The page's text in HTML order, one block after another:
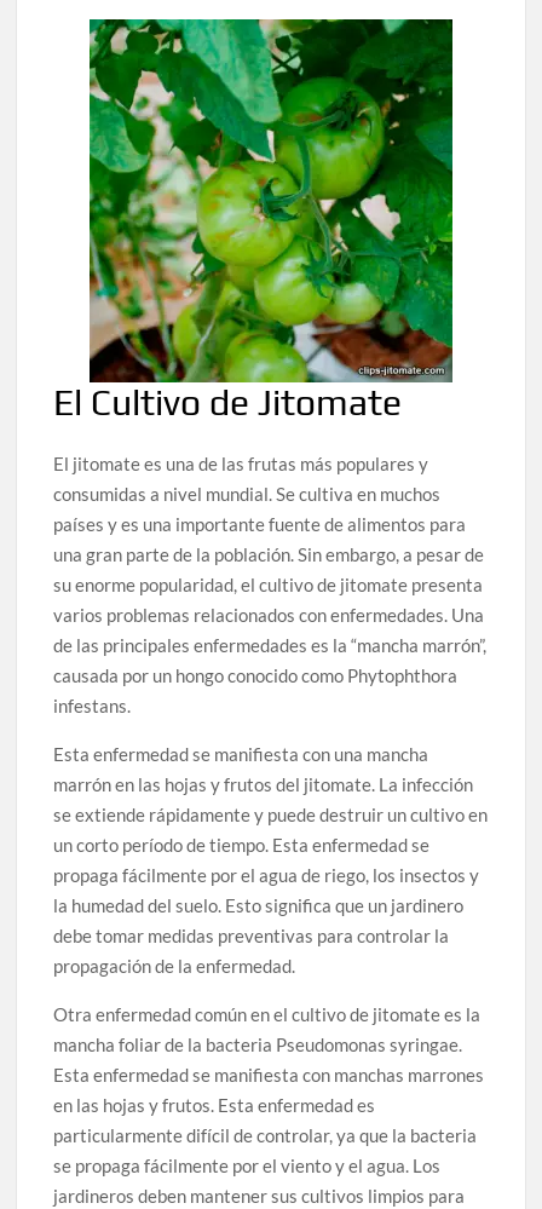
El Cultivo de Jitomate
El jitomate es una de las frutas más populares y
consumidas a nivel mundial. Se cultiva en muchos
países y es una importante fuente de alimentos para
una gran parte de la población. Sin embargo, a pesar de
su enorme popularidad, el cultivo de jitomate presenta
varios problemas relacionados con enfermedades. Una
de las principales enfermedades es la “mancha marrón”,
causada por un hongo conocido como Phytophthora
infestans.
Esta enfermedad se manifiesta con una mancha
marrón en las hojas y frutos del jitomate. La infección
se extiende rápidamente y puede destruir un cultivo en
un corto período de tiempo. Esta enfermedad se
propaga fácilmente por el agua de riego, los insectos y
la humedad del suelo. Esto significa que un jardinero
debe tomar medidas preventivas para controlar la
propagación de la enfermedad.
Otra enfermedad común en el cultivo de jitomate es la
mancha foliar de la bacteria Pseudomonas syringae.
Esta enfermedad se manifiesta con manchas marrones
en las hojas y frutos. Esta enfermedad es
particularmente difícil de controlar, ya que la bacteria
se propaga fácilmente por el viento y el agua. Los
jardineros deben mantener sus cultivos limpios para